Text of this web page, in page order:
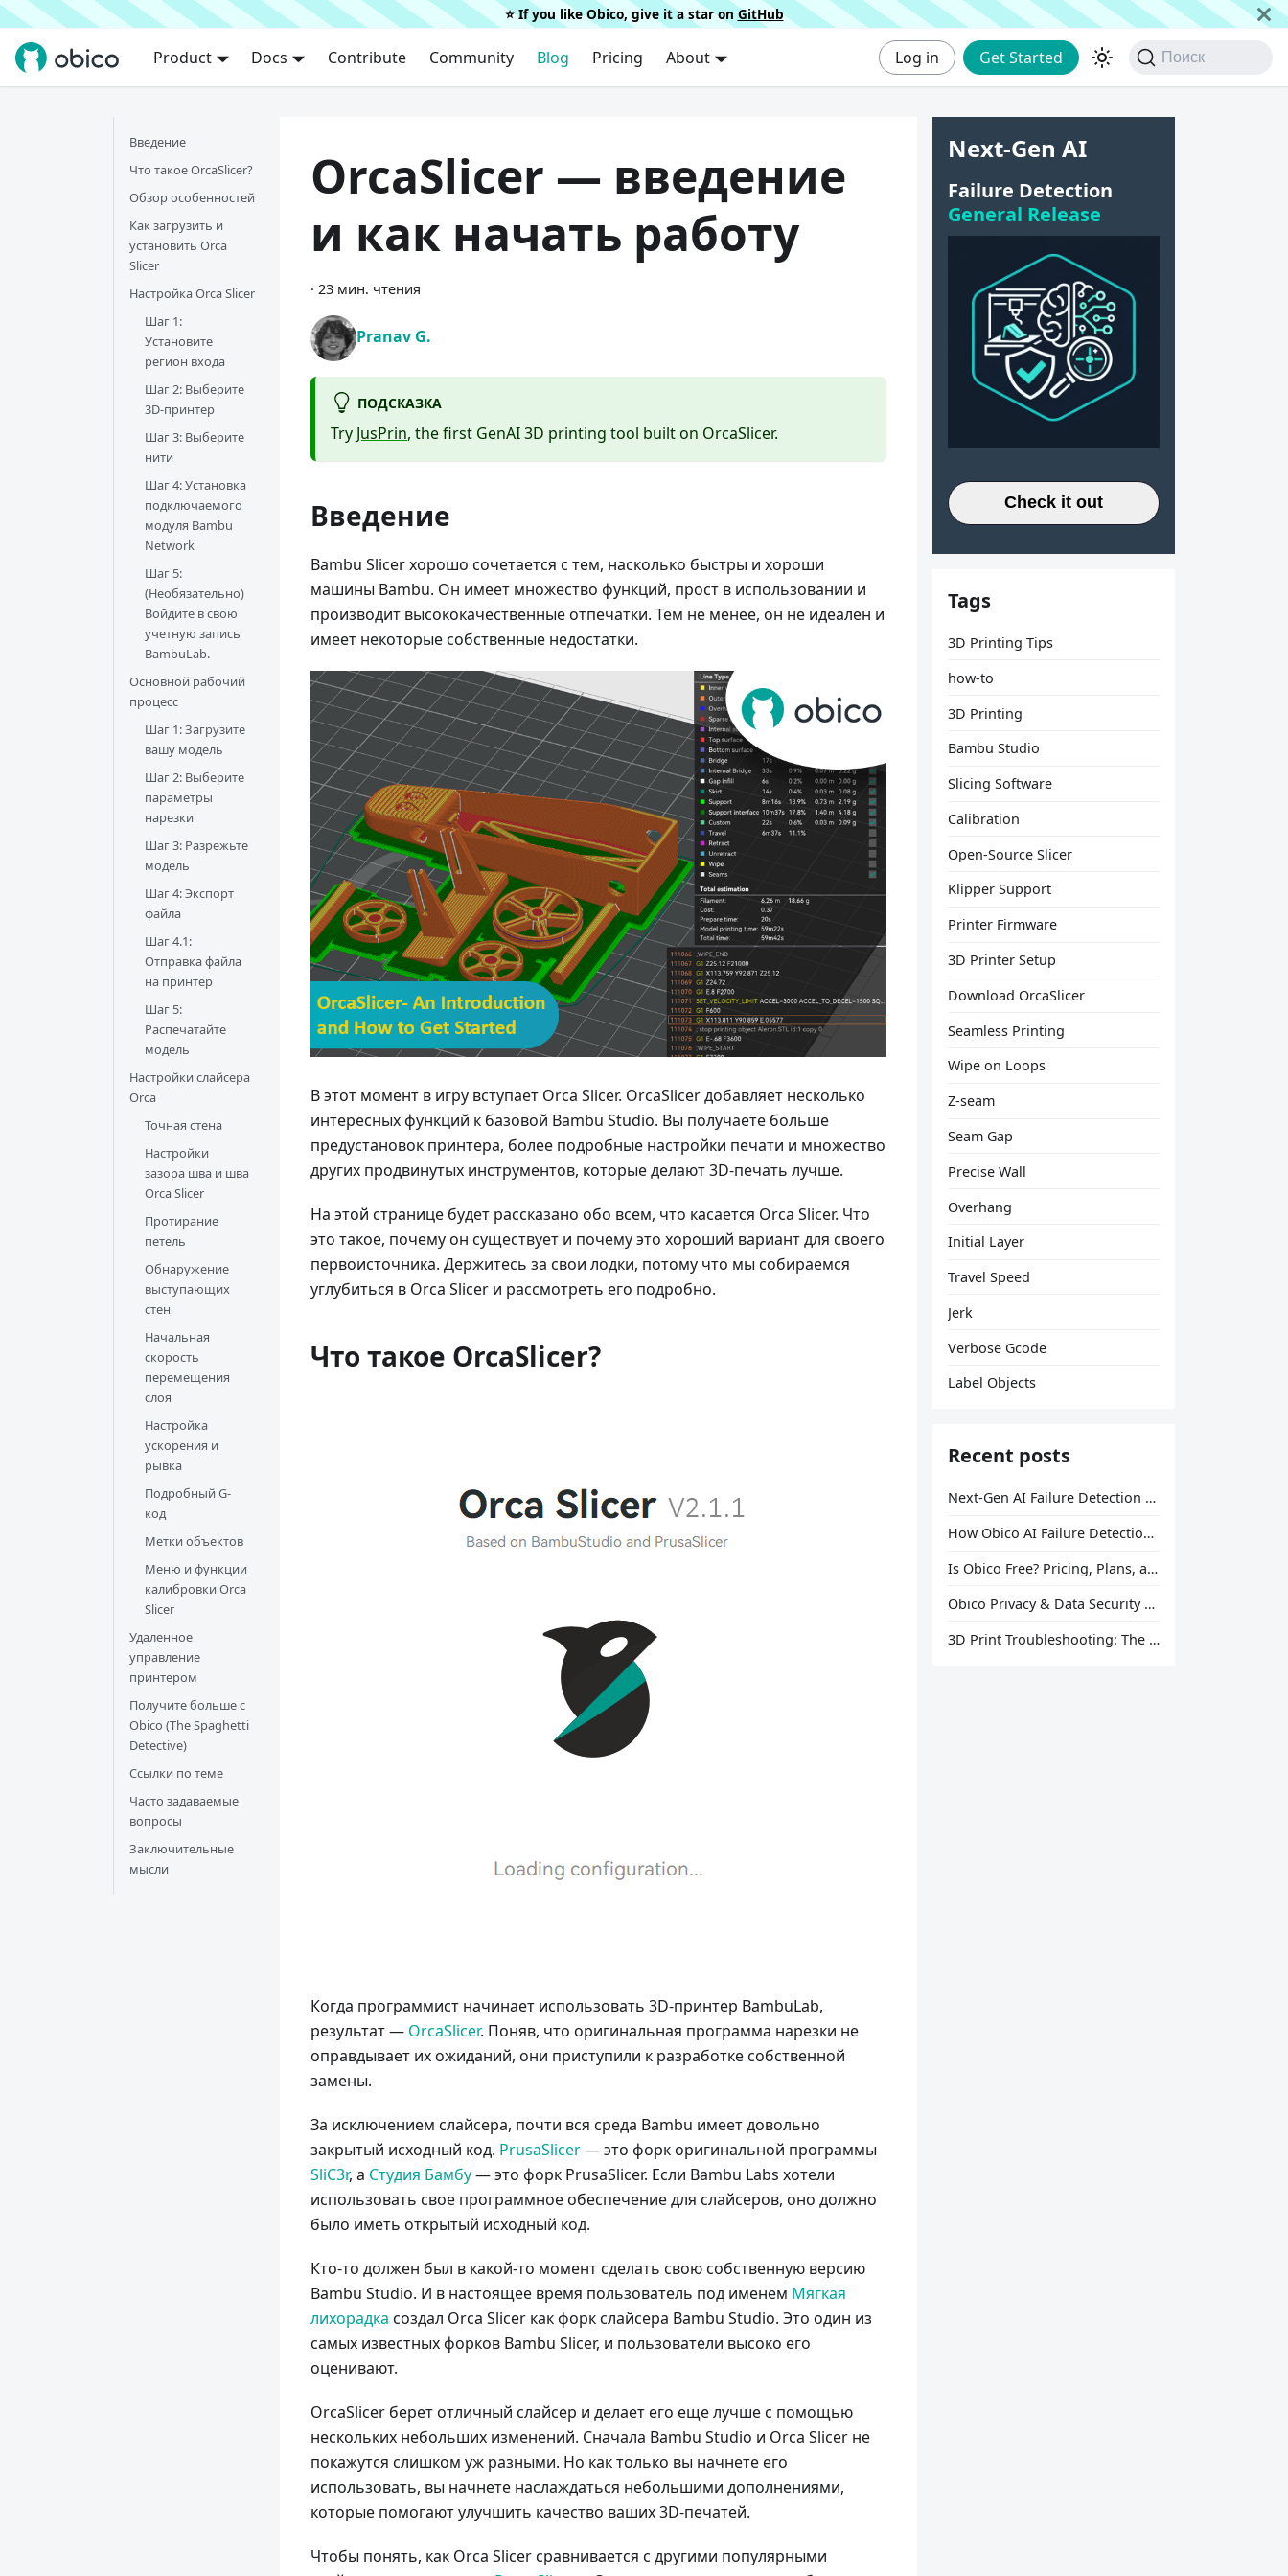
⭐️ If you like Obico, give it a star on GitHub
Product Docs Contribute Community Blog Pricing About Log in Get Started Поиск
Введение
Что такое OrcaSlicer?
Обзор особенностей
Как загрузить и
установить Orca
Slicer
Настройка Orca Slicer
Шаг 1:
Установите
регион входа
Шаг 2: Выберите
3D-принтер
Шаг 3: Выберите
нити
Шаг 4: Установка
подключаемого
модуля Bambu
Network
Шаг 5:
(Необязательно)
Войдите в свою
учетную запись
BambuLab.
Основной рабочий
процесс
Шаг 1: Загрузите
вашу модель
Шаг 2: Выберите
параметры
нарезки
Шаг 3: Разрежьте
модель
Шаг 4: Экспорт
файла
Шаг 4.1:
Отправка файла
на принтер
Шаг 5:
Распечатайте
модель
Настройки слайсера
Orca
Точная стена
Настройки
зазора шва и шва
Orca Slicer
Протирание
петель
Обнаружение
выступающих
стен
Начальная
скорость
перемещения
слоя
Настройка
ускорения и
рывка
Подробный G-
код
Метки объектов
Меню и функции
калибровки Orca
Slicer
Удаленное
управление
принтером
Получите больше с
Obico (The Spaghetti
Detective)
Ссылки по теме
Часто задаваемые
вопросы
Заключительные
мысли
OrcaSlicer — введение
и как начать работу
· 23 мин. чтения
Pranav G.
ПОДСКАЗКА
Try JusPrin, the first GenAI 3D printing tool built on OrcaSlicer.
Введение
Bambu Slicer хорошо сочетается с тем, насколько быстры и хороши
машины Bambu. Он имеет множество функций, прост в использовании и
производит высококачественные отпечатки. Тем не менее, он не идеален и
имеет некоторые собственные недостатки.
В этот момент в игру вступает Orca Slicer. OrcaSlicer добавляет несколько
интересных функций к базовой Bambu Studio. Вы получаете больше
предустановок принтера, более подробные настройки печати и множество
других продвинутых инструментов, которые делают 3D-печать лучше.
На этой странице будет рассказано обо всем, что касается Orca Slicer. Что
это такое, почему он существует и почему это хороший вариант для своего
первоисточника. Держитесь за свои лодки, потому что мы собираемся
углубиться в Orca Slicer и рассмотреть его подробно.
Что такое OrcaSlicer?
Когда программист начинает использовать 3D-принтер BambuLab,
результат — OrcaSlicer. Поняв, что оригинальная программа нарезки не
оправдывает их ожиданий, они приступили к разработке собственной
замены.
За исключением слайсера, почти вся среда Bambu имеет довольно
закрытый исходный код. PrusaSlicer— это форк оригинальной программы
SliC3r, а Студия Бамбу— это форк PrusaSlicer. Если Bambu Labs хотели
использовать свое программное обеспечение для слайсеров, оно должно
было иметь открытый исходный код.
Кто-то должен был в какой-то момент сделать свою собственную версию
Bambu Studio. И в настоящее время пользователь под именем Мягкая
лихорадка создал Orca Slicer как форк слайсера Bambu Studio. Это один из
самых известных форков Bambu Slicer, и пользователи высоко его
оценивают.
OrcaSlicer берет отличный слайсер и делает его еще лучше с помощью
нескольких небольших изменений. Сначала Bambu Studio и Orca Slicer не
покажутся слишком уж разными. Но как только вы начнете его
использовать, вы начнете наслаждаться небольшими дополнениями,
которые помогают улучшить качество ваших 3D-печатей.
Чтобы понять, как Orca Slicer сравнивается с другими популярными
Next-Gen AI
Failure Detection
General Release
Check it out
Tags
3D Printing Tips
how-to
3D Printing
Bambu Studio
Slicing Software
Calibration
Open-Source Slicer
Klipper Support
Printer Firmware
3D Printer Setup
Download OrcaSlicer
Seamless Printing
Wipe on Loops
Z-seam
Seam Gap
Precise Wall
Overhang
Initial Layer
Travel Speed
Jerk
Verbose Gcode
Label Objects
Recent posts
Next-Gen AI Failure Detection Is Here: General Release
How Obico AI Failure Detection Works
Is Obico Free? Pricing, Plans, and What You Actually Get
Obico Privacy & Data Security Explained
3D Print Troubleshooting: The Ultimate Guide to Fix Every Common Problem [2026]